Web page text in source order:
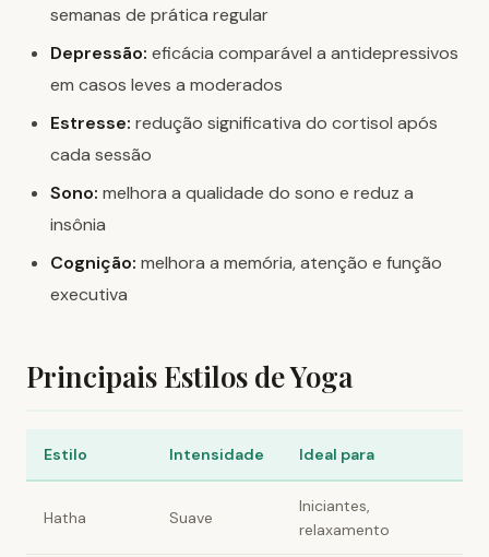
semanas de prática regular
Depressão: eficácia comparável a antidepressivos
em casos leves a moderados
Estresse: redução significativa do cortisol após
cada sessão
Sono: melhora a qualidade do sono e reduz a
insônia
Cognição: melhora a memória, atenção e função
executiva
Principais Estilos de Yoga
Estilo Intensidade Ideal para
Hatha Suave
Iniciantes,
relaxamento